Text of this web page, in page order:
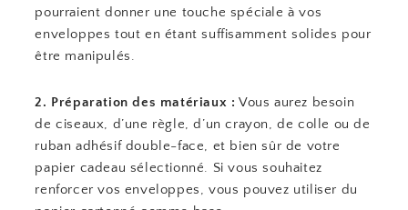
pourraient donner une touche spéciale à vos
enveloppes tout en étant suffisamment solides pour
être manipulés.
2. Préparation des matériaux : Vous aurez besoin
de ciseaux, d’une règle, d’un crayon, de colle ou de
ruban adhésif double-face, et bien sûr de votre
papier cadeau sélectionné. Si vous souhaitez
renforcer vos enveloppes, vous pouvez utiliser du